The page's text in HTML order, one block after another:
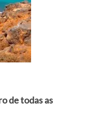
de todas as